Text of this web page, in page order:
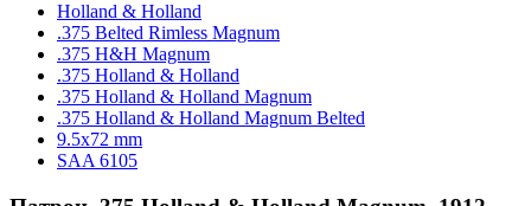
Holland & Holland
.375 Belted Rimless Magnum
.375 H&H Magnum
.375 Holland & Holland
.375 Holland & Holland Magnum
.375 Holland & Holland Magnum Belted
9.5x72 mm
SAA 6105